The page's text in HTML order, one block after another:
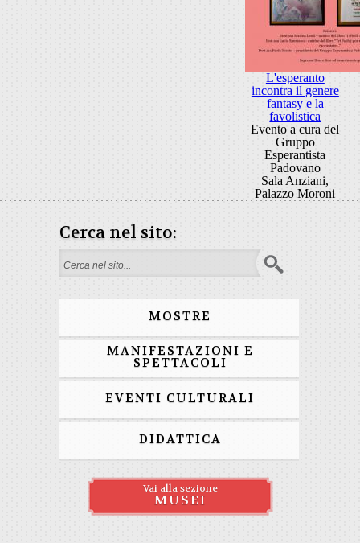
L'esperanto
incontra il genere
fantasy e la
favolistica
Evento a cura del
Gruppo
Esperantista
Padovano
Sala Anziani,
Palazzo Moroni
Cerca nel sito:
Search form
MOSTRE
MANIFESTAZIONI E
SPETTACOLI
EVENTI CULTURALI
DIDATTICA
Vai alla sezione
MUSEI